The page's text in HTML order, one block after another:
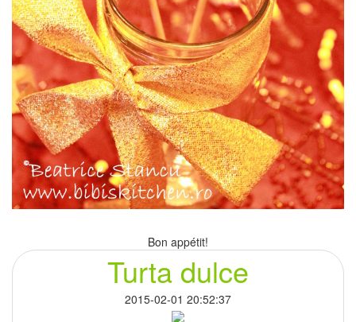
Bon appétit!
Turta dulce
2015-02-01 20:52:37